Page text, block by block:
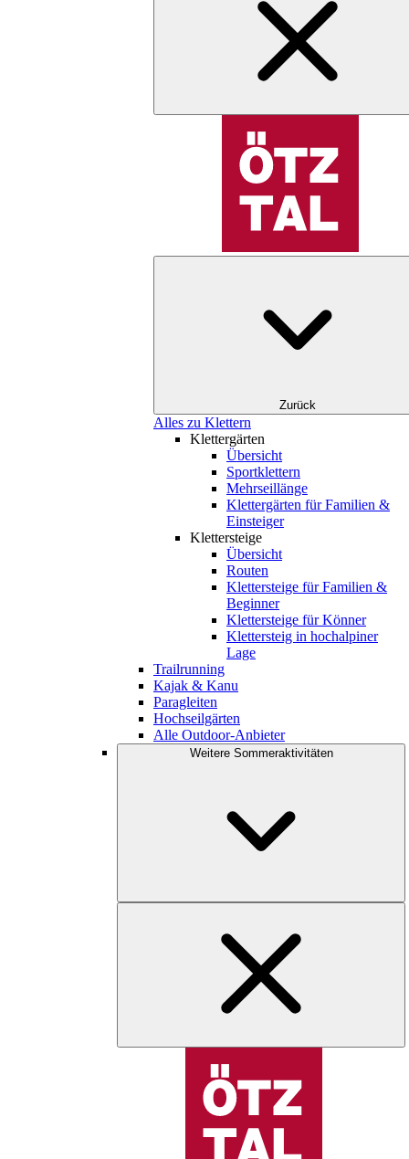
Zurück
Alles zu Klettern
Klettergärten
Übersicht
Sportklettern
Mehrseillänge
Klettergärten für Familien &
Einsteiger
Klettersteige
Übersicht
Routen
Klettersteige für Familien &
Beginner
Klettersteige für Könner
Klettersteig in hochalpiner
Lage
Trailrunning
Kajak & Kanu
Paragleiten
Hochseilgärten
Alle Outdoor-Anbieter
Weitere Sommeraktivitäten